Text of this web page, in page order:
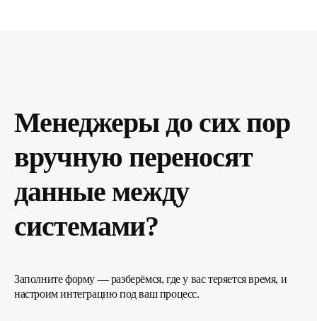
Менеджеры до сих пор
вручную переносят
данные между
системами?
Заполните форму — разберёмся, где у вас теряется время, и
настроим интеграцию под ваш процесс.